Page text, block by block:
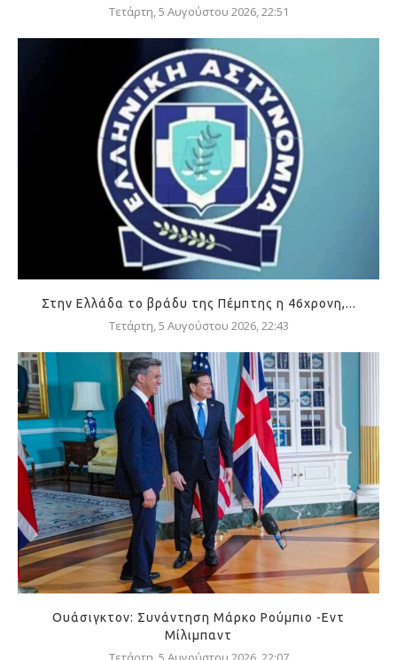
Τετάρτη, 5 Αυγούστου 2026, 22:51
Στην Ελλάδα το βράδυ της Πέμπτης η 46χρονη,...
Τετάρτη, 5 Αυγούστου 2026, 22:43
Ουάσιγκτον: Συνάντηση Μάρκο Ρούμπιο -Εντ
Μίλιμπαντ